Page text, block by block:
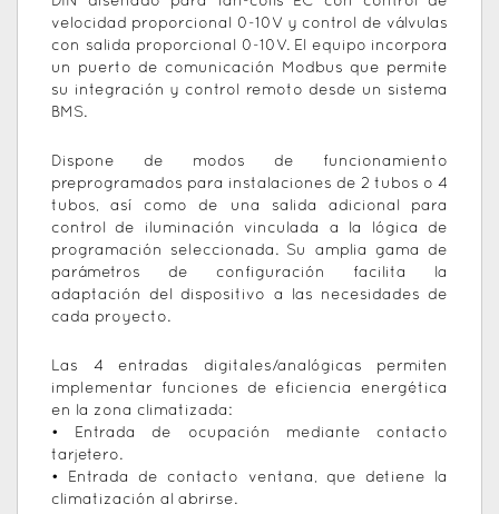
velocidad proporcional 0-10V y control de válvulas
con salida proporcional 0-10V. El equipo incorpora
un puerto de comunicación Modbus que permite
su integración y control remoto desde un sistema
BMS.
Dispone de modos de funcionamiento
preprogramados para instalaciones de 2 tubos o 4
tubos, así como de una salida adicional para
control de iluminación vinculada a la lógica de
programación seleccionada. Su amplia gama de
parámetros de configuración facilita la
adaptación del dispositivo a las necesidades de
cada proyecto.
Las 4 entradas digitales/analógicas permiten
implementar funciones de eficiencia energética
en la zona climatizada:
• Entrada de ocupación mediante contacto
tarjetero.
• Entrada de contacto ventana, que detiene la
climatización al abrirse.